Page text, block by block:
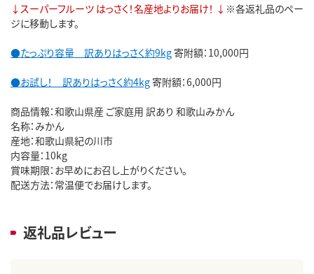
↓スーパーフルーツ はっさく！名産地よりお届け！ ↓ ※各返礼品のペー
ジに移動します。
●たっぷり容量 訳ありはっさく約9kg寄附額：10,000円
●お試し！ 訳ありはっさく約4kg寄附額：6,000円
商品情報：和歌山県産 ご家庭用 訳あり 和歌山みかん
名称：みかん
産地：和歌山県紀の川市
内容量：10kg
賞味期限：お早めにお召し上がりください。
配送方法：常温便でお届けします。
返礼品レビュー